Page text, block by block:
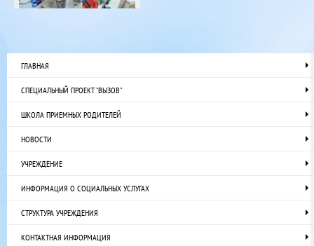
ГЛАВНАЯ
СПЕЦИАЛЬНЫЙ ПРОЕКТ "ВЫЗОВ"
ШКОЛА ПРИЕМНЫХ РОДИТЕЛЕЙ
НОВОСТИ
УЧРЕЖДЕНИЕ
ИНФОРМАЦИЯ О СОЦИАЛЬНЫХ УСЛУГАХ
СТРУКТУРА УЧРЕЖДЕНИЯ
КОНТАКТНАЯ ИНФОРМАЦИЯ